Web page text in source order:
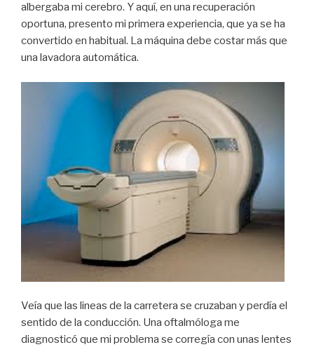
albergaba mi cerebro. Y aquí, en una recuperación
oportuna, presento mi primera experiencia, que ya se ha
convertido en habitual. La máquina debe costar más que
una lavadora automática.
Veía que las lineas de la carretera se cruzaban y perdía el
sentido de la conducción. Una oftalmóloga me
diagnosticó que mi problema se corregía con unas lentes